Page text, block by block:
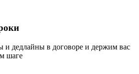
и дедлайны в договоре и держим вас
шаге